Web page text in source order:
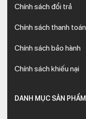
Chính sách đổi trả
Chính sách thanh toán
Chính sách bảo hành
Chính sách khiếu nại
DANH MỤC SẢN PHẨM